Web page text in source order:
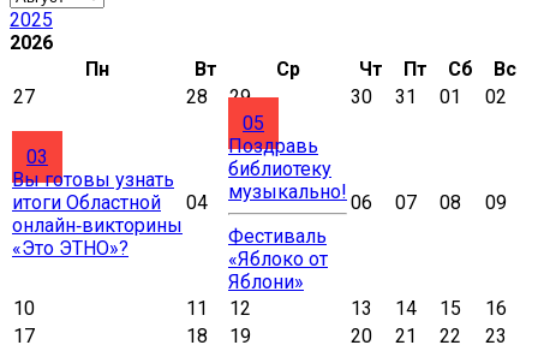
2025
2026
Пн
Вт Ср Чт Пт Сб
Вс
27
28 29 30 31 01 02
03
Вы готовы узнать
итоги Областной
онлайн‑викторины
«Это ЭТНО»?
04
05
Поздравь
библиотеку
музыкально!
Фестиваль
«Яблоко от
Яблони»
06 07 08 09
10 11 12 13 14 15
16
17
18 19 20 21 22
23